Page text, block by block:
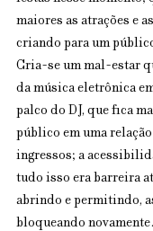
maiores as atrações e
criando para um
Cria-se um mal-estar
da música eletrônica
palco do DJ, que fica
público em uma
ingressos; a
tudo isso era barreira
abrindo e permitindo,
bloqueando